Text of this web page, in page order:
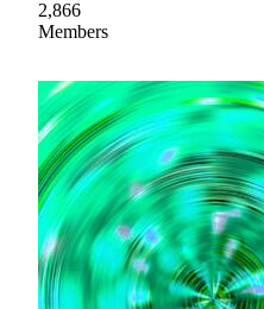
2,866
Members